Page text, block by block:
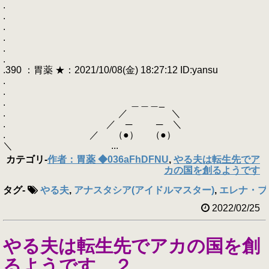
.
.
.
.
.
.
.390 ：胃薬 ★：2021/10/08(金) 18:27:12 ID:yansu
.
.
. ＿＿＿_
. ／ ＼
. ／ ─ ─ ＼
. ／ （●） （●）
＼ ...
カテゴリ-作者：胃薬 ◆036aFhDFNU, やる夫は転生先でア
カの国を創るようです
タグ- やる夫, アナスタシア(アイドルマスター), エレナ・
2022/02/25
やる夫は転生先でアカの国を創